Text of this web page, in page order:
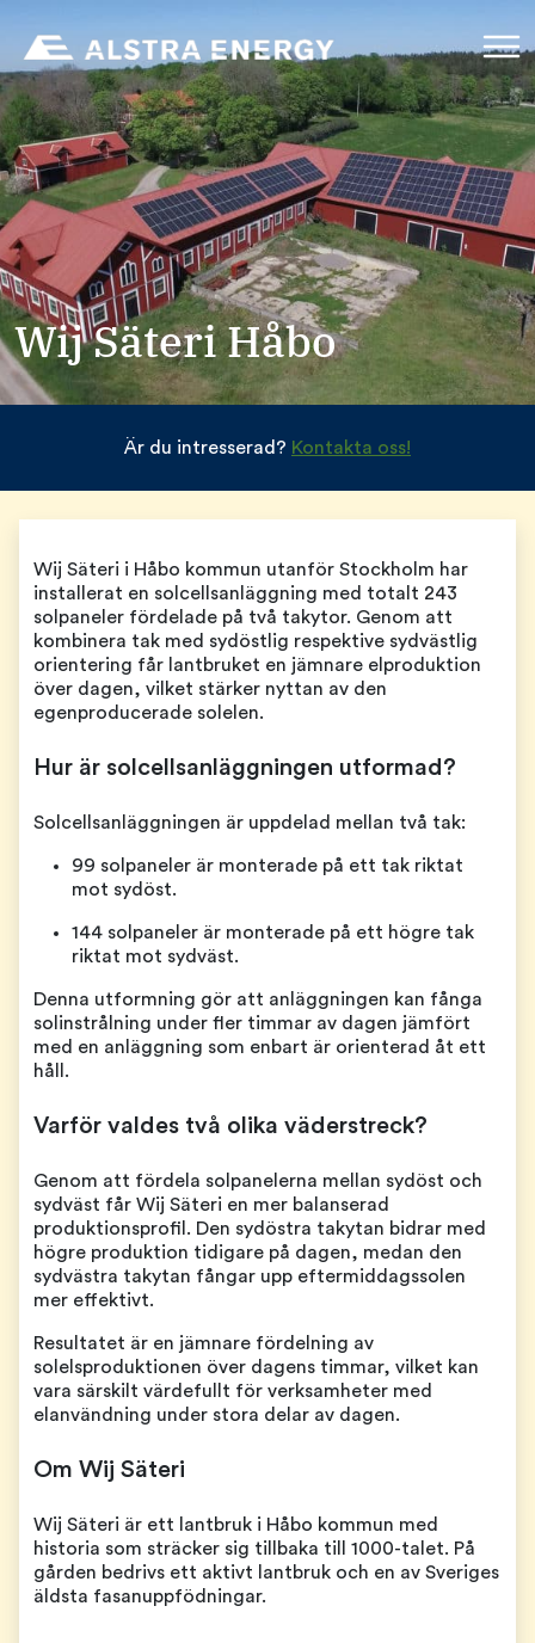
Wij Säteri Håbo
Är du intresserad? Kontakta oss!
Wij Säteri i Håbo kommun utanför Stockholm har
installerat en solcellsanläggning med totalt 243
solpaneler fördelade på två takytor. Genom att
kombinera tak med sydöstlig respektive sydvästlig
orientering får lantbruket en jämnare elproduktion
över dagen, vilket stärker nyttan av den
egenproducerade solelen.
Hur är solcellsanläggningen utformad?
Solcellsanläggningen är uppdelad mellan två tak:
99 solpaneler är monterade på ett tak riktat
mot sydöst.
144 solpaneler är monterade på ett högre tak
riktat mot sydväst.
Denna utformning gör att anläggningen kan fånga
solinstrålning under fler timmar av dagen jämfört
med en anläggning som enbart är orienterad åt ett
håll.
Varför valdes två olika väderstreck?
Genom att fördela solpanelerna mellan sydöst och
sydväst får Wij Säteri en mer balanserad
produktionsprofil. Den sydöstra takytan bidrar med
högre produktion tidigare på dagen, medan den
sydvästra takytan fångar upp eftermiddagssolen
mer effektivt.
Resultatet är en jämnare fördelning av
solelsproduktionen över dagens timmar, vilket kan
vara särskilt värdefullt för verksamheter med
elanvändning under stora delar av dagen.
Om Wij Säteri
Wij Säteri är ett lantbruk i Håbo kommun med
historia som sträcker sig tillbaka till 1000-talet. På
gården bedrivs ett aktivt lantbruk och en av Sveriges
äldsta fasanuppfödningar.